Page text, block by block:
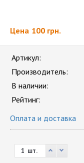
Цена 100 грн.
Артикул:
Производитель:
В наличии:
Рейтинг:
Оплата и доставка
шт.